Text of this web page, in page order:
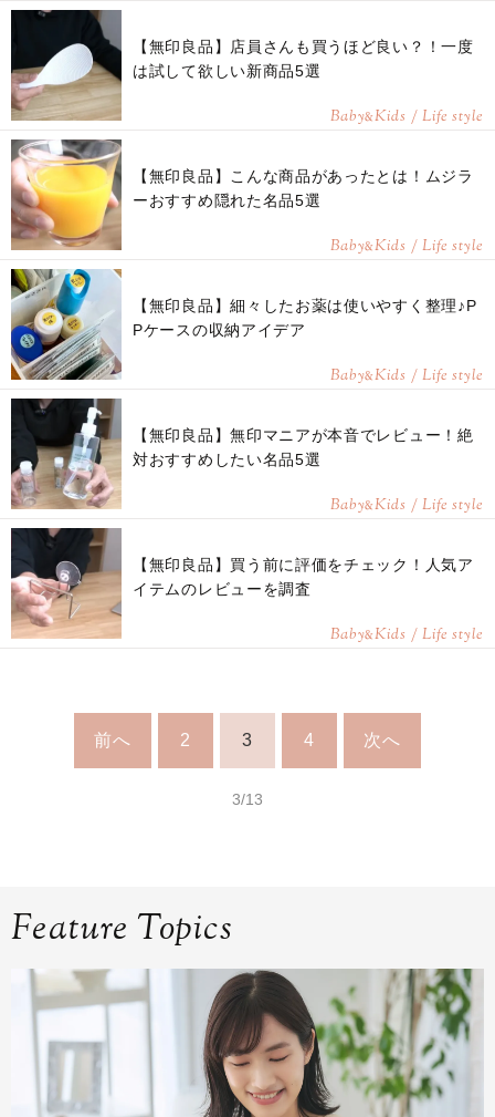
【無印良品】店員さんも買うほど良い？！一度
は試して欲しい新商品5選
Baby&Kids / Life style
【無印良品】こんな商品があったとは！ムジラ
ーおすすめ隠れた名品5選
Baby&Kids / Life style
【無印良品】細々したお薬は使いやすく整理♪P
Pケースの収納アイデア
Baby&Kids / Life style
【無印良品】無印マニアが本音でレビュー！絶
対おすすめしたい名品5選
Baby&Kids / Life style
【無印良品】買う前に評価をチェック！人気ア
イテムのレビューを調査
Baby&Kids / Life style
前へ 2 3 4 次へ
3/13
Feature Topics